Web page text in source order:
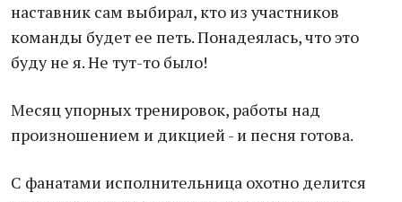
наставник сам выбирал, кто из участников
команды будет ее петь. Понадеялась, что это
буду не я. Не тут-то было!
Месяц упорных тренировок, работы над
произношением и дикцией - и песня готова.
С фанатами исполнительница охотно делится